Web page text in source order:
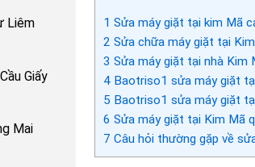
Liêm
Giấy
Mai
1 Sửa máy giặt tại kim Mã
2 Sửa chữa máy giặt tại
3 Sửa máy giặt tại nhà Kim
4Baotriso1 sửa máy giặt
5 Baotriso1 sửa máy giặt
6 Sửa máy giặt tại Kim Mã
7 Câu hỏi thường gặp về